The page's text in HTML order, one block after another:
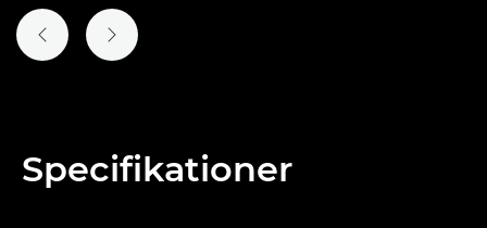
FORRIGE SLIDENÆSTE SLIDE
Specifikationer